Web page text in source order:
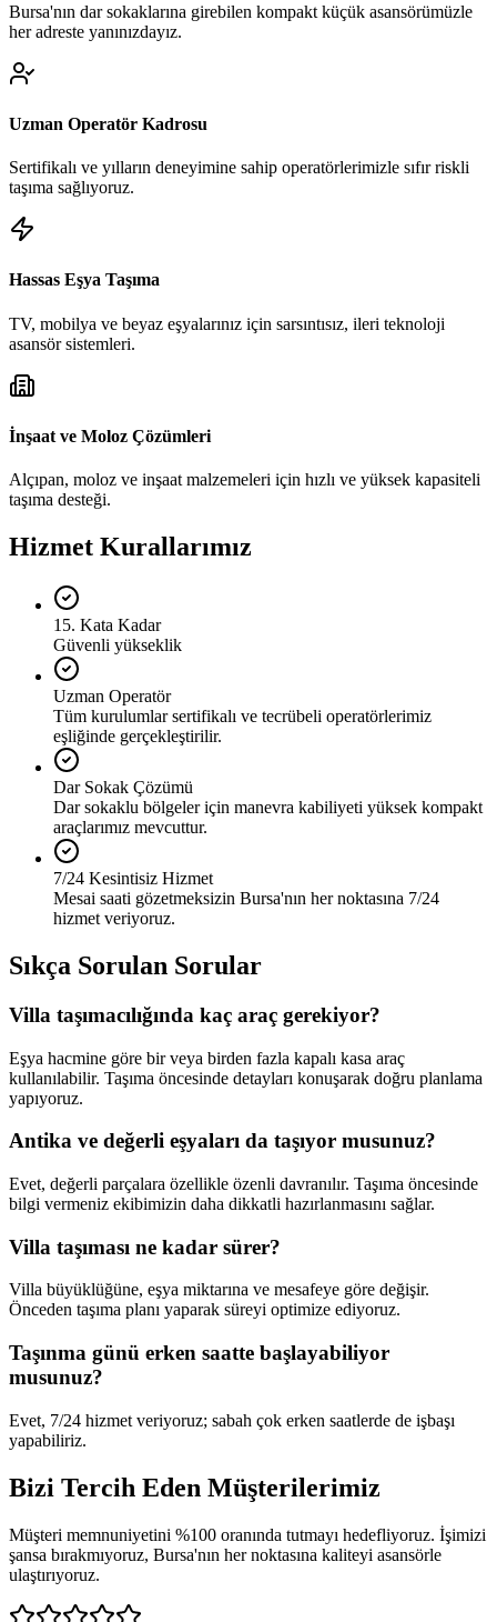
Bursa'nın dar sokaklarına girebilen kompakt küçük asansörümüzle
her adreste yanınızdayız.
Uzman Operatör Kadrosu
Sertifikalı ve yılların deneyimine sahip operatörlerimizle sıfır riskli
taşıma sağlıyoruz.
Hassas Eşya Taşıma
TV, mobilya ve beyaz eşyalarınız için sarsıntısız, ileri teknoloji
asansör sistemleri.
İnşaat ve Moloz Çözümleri
Alçıpan, moloz ve inşaat malzemeleri için hızlı ve yüksek kapasiteli
taşıma desteği.
Hizmet Kurallarımız
15. Kata Kadar
Güvenli yükseklik
Uzman Operatör
Tüm kurulumlar sertifikalı ve tecrübeli operatörlerimiz
eşliğinde gerçekleştirilir.
Dar Sokak Çözümü
Dar sokaklu bölgeler için manevra kabiliyeti yüksek kompakt
araçlarımız mevcuttur.
7/24 Kesintisiz Hizmet
Mesai saati gözetmeksizin Bursa'nın her noktasına 7/24
hizmet veriyoruz.
Sıkça Sorulan Sorular
Villa taşımacılığında kaç araç gerekiyor?
Eşya hacmine göre bir veya birden fazla kapalı kasa araç
kullanılabilir. Taşıma öncesinde detayları konuşarak doğru planlama
yapıyoruz.
Antika ve değerli eşyaları da taşıyor musunuz?
Evet, değerli parçalara özellikle özenli davranılır. Taşıma öncesinde
bilgi vermeniz ekibimizin daha dikkatli hazırlanmasını sağlar.
Villa taşıması ne kadar sürer?
Villa büyüklüğüne, eşya miktarına ve mesafeye göre değişir.
Önceden taşıma planı yaparak süreyi optimize ediyoruz.
Taşınma günü erken saatte başlayabiliyor
musunuz?
Evet, 7/24 hizmet veriyoruz; sabah çok erken saatlerde de işbaşı
yapabiliriz.
Bizi Tercih Eden Müşterilerimiz
Müşteri memnuniyetini %100 oranında tutmayı hedefliyoruz. İşimizi
şansa bırakmıyoruz, Bursa'nın her noktasına kaliteyi asansörle
ulaştırıyoruz.